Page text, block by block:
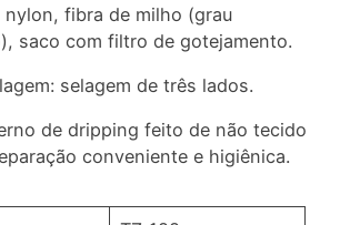
fibra de milho (grau
saco com filtro de gotejamento.
selagem de três lados.
de dripping feito de não tecido
conveniente e higiênica.